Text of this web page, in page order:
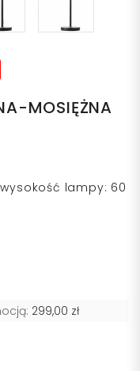
MOSIĘŻNA
lampy: 60
299,00 zł